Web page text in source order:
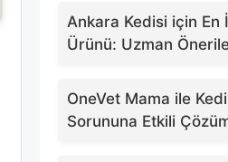
Ankara Kedisi için En
Ürünü: Uzman
OneVet Mama ile
Sorununa Etkili